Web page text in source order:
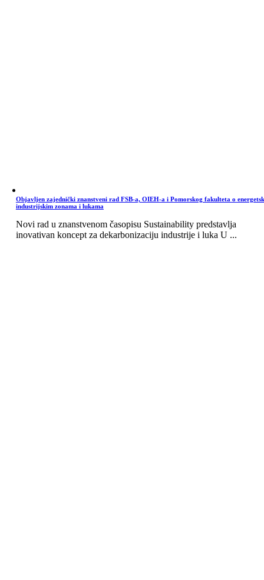
Objavljen zajednički znanstveni rad FSB-a, OIEH-a i Pomorskog fakulteta o
industrijskim zonama i lukama
Novi rad u znanstvenom časopisu Sustainability predstavlja
inovativan koncept za dekarbonizaciju industrije i luka U ...